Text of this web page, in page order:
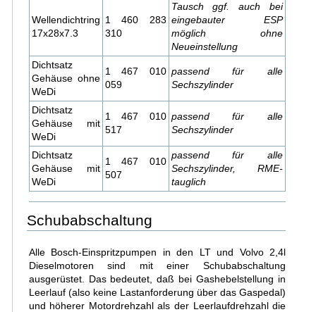
Wellendichtring
17x28x7.3
1 460 283
310
Tausch ggf. auch bei
eingebauter ESP
möglich ohne
Neueinstellung
Dichtsatz
Gehäuse ohne
WeDi
1 467 010
059
passend für alle
Sechszylinder
Dichtsatz
Gehäuse mit
WeDi
1 467 010
517
passend für alle
Sechszylinder
Dichtsatz
Gehäuse mit
WeDi
1 467 010
507
passend für alle
Sechszylinder, RME-
tauglich
Schubabschaltung
Alle Bosch-Einspritzpumpen in den LT und Volvo 2,4l
Dieselmotoren sind mit einer Schubabschaltung
ausgerüstet. Das bedeutet, daß bei Gashebelstellung in
Leerlauf (also keine Lastanforderung über das Gaspedal)
und höherer Motordrehzahl als der Leerlaufdrehzahl die